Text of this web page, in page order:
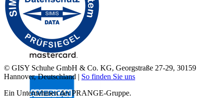
© GISY Schuhe GmbH & Co. KG, Georgstraße 27-29, 30159
Hannover, Deutschland | So finden Sie uns
Ein Unternehmen der PRANGE-Gruppe.